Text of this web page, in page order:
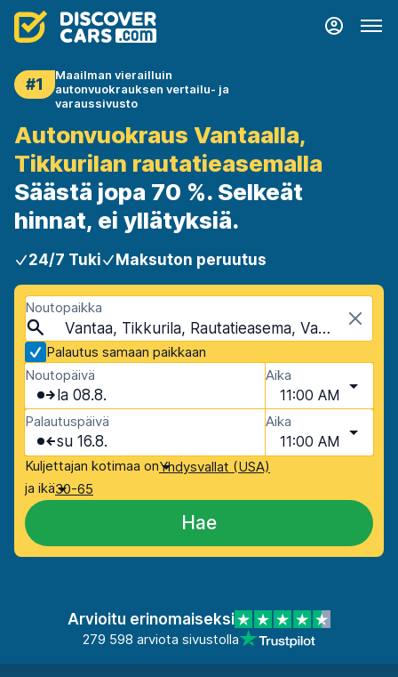
#1
Maailman vierailluin
autonvuokrauksen vertailu- ja
varaussivusto
Autonvuokraus Vantaalla,
Tikkurilan rautatieasemalla
Säästä jopa 70 %. Selkeät
hinnat, ei yllätyksiä.
24/7 Tuki Maksuton peruutus
Noutopaikka
Vantaa, Tikkurila, Rautatieasema, Vantaa, Suomi
Palautus samaan paikkaan
Noutopäivä
la 08.8.
Aika
11:00 AM
Palautuspäivä
su 16.8.
Aika
11:00 AM
Kuljettajan kotimaa onYhdysvallat (USA)
ja ikä30-65
Hae
Arvioitu erinomaiseksi
279 598 arviota sivustolla